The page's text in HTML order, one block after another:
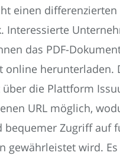
einen differenzierten
Interessierte
das PDF-
online herunterladen.
die Plattform
URL möglich,
bequemer Zugriff auf
gewährleistet wird.